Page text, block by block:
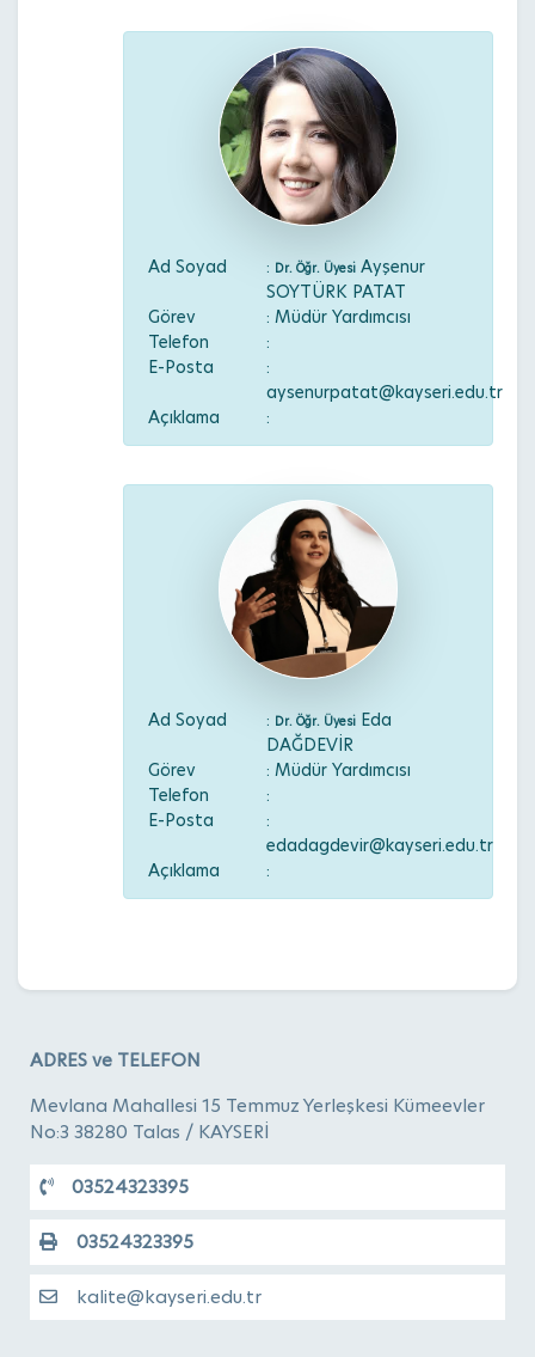
Ad Soyad : Dr. Öğr. Üyesi Ayşenur
SOYTÜRK PATAT
Görev
: Müdür Yardımcısı
Telefon
:
E-Posta
:
aysenurpatat@kayseri.edu.tr
Açıklama
:
Ad Soyad : Dr. Öğr. Üyesi Eda
DAĞDEVİR
Görev
: Müdür Yardımcısı
Telefon
:
E-Posta
:
edadagdevir@kayseri.edu.tr
Açıklama
:
ADRES ve TELEFON
Mevlana Mahallesi 15 Temmuz Yerleşkesi Kümeevler
No:3 38280 Talas / KAYSERİ
03524323395
03524323395
kalite@kayseri.edu.tr